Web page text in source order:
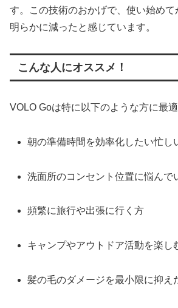
す。この技術のおかげで、使い始め
明らかに減ったと感じています。
こんな人にオススメ！
VOLO Goは特に以下のような方に最
朝の準備時間を効率化したい忙し
洗面所のコンセント位置に悩んで
頻繁に旅行や出張に行く方
キャンプやアウトドア活動を楽し
髪の毛のダメージを最小限に抑え